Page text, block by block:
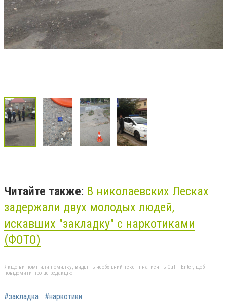
Читайте также: В николаевских Лесках
задержали двух молодых людей,
искавших "закладку" с наркотиками
(ФОТО)
Якщо ви помітили помилку, виділіть необхідний текст і натисніть Ctrl + Enter, щоб
повідомити про це редакцію
#закладка #наркотики